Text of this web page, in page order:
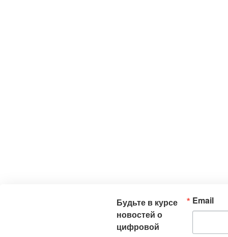
Будьте в курсе
новостей о
цифровой
Email